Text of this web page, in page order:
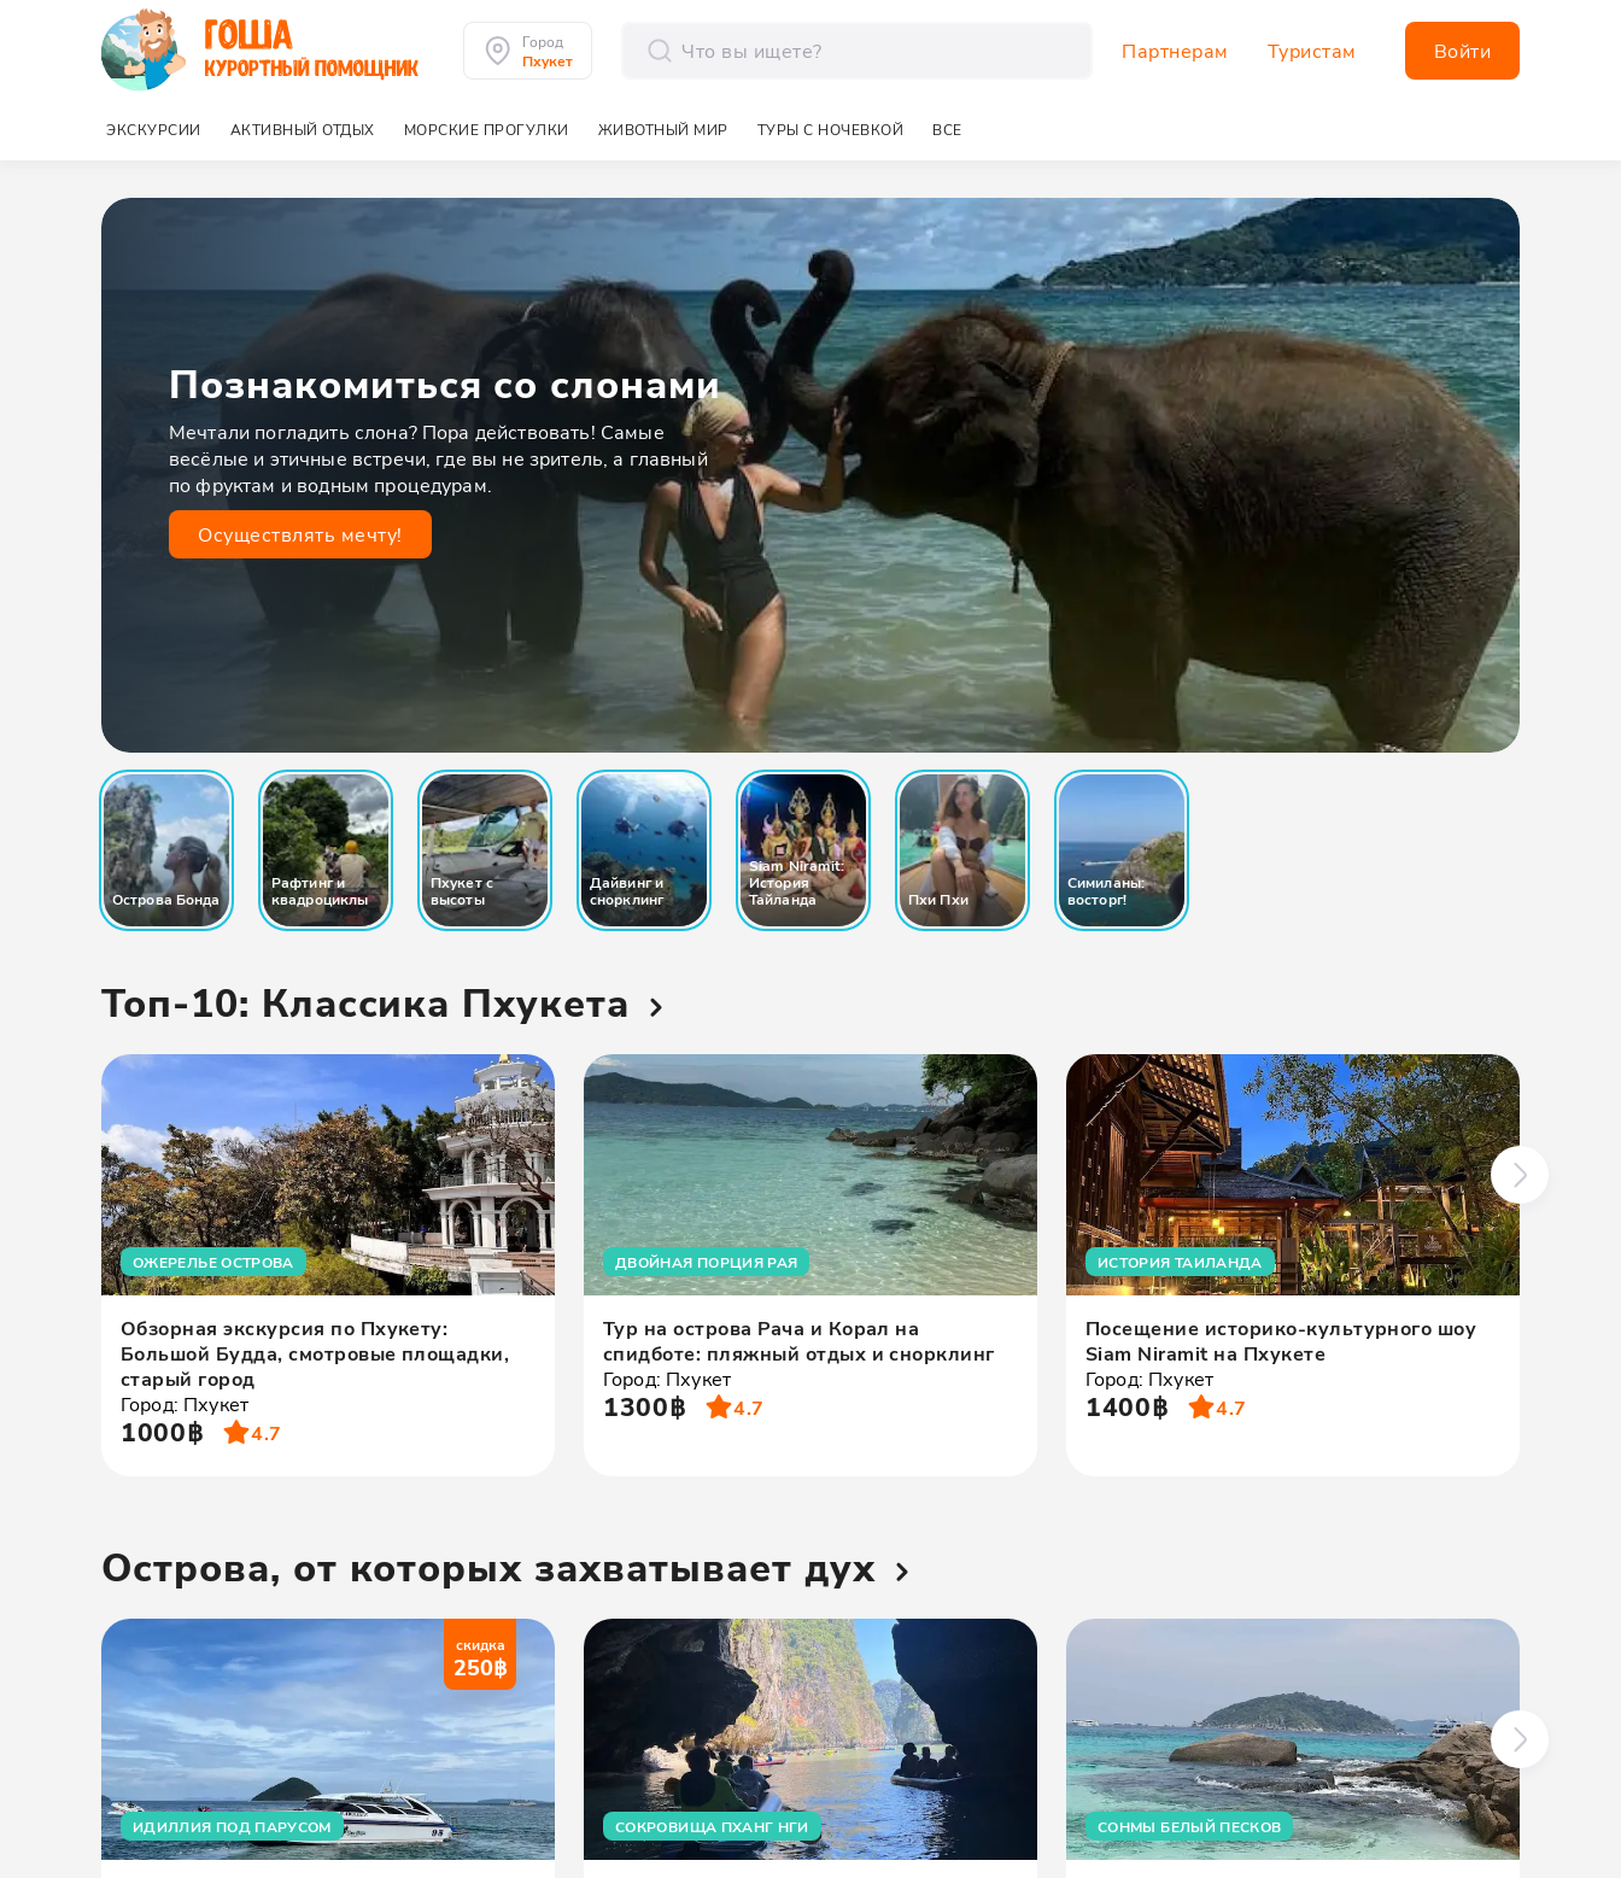
Город
Пхукет
Партнерам Туристам Войти
ЭКСКУРСИИ АКТИВНЫЙ ОТДЫХ МОРСКИЕ ПРОГУЛКИ ЖИВОТНЫЙ МИР ТУРЫ С НОЧЕВКОЙ ВСЕ
Познакомиться со слонами
Мечтали погладить слона? Пора действовать! Самые
весёлые и этичные встречи, где вы не зритель, а главный
по фруктам и водным процедурам.
Осуществлять мечту!
Острова Бонда
Рафтинг и
квадроциклы
Пхукет с
высоты
Дайвинг и
снорклинг
Siam Niramit:
История
Тайланда
Пхи Пхи
Симиланы:
восторг!
Топ-10: Классика Пхукета
ОЖЕРЕЛЬЕ ОСТРОВА
Обзорная экскурсия по Пхукету:
Большой Будда, смотровые площадки,
старый город
Город: Пхукет
1000฿ 4.7
ДВОЙНАЯ ПОРЦИЯ РАЯ
Тур на острова Рача и Корал на
спидботе: пляжный отдых и снорклинг
Город: Пхукет
1300฿ 4.7
ИСТОРИЯ ТАИЛАНДА
Посещение историко-культурного шоу
Siam Niramit на Пхукете
Город: Пхукет
1400฿ 4.7
Острова, от которых захватывает дух
скидка
250฿
ИДИЛЛИЯ ПОД ПАРУСОМ СОКРОВИЩА ПХАНГ НГИ СОНМЫ БЕЛЫЙ ПЕСКОВ